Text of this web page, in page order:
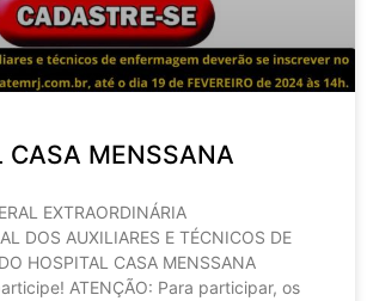
CASA MENSSANA
EXTRAORDINÁRIA
DOS AUXILIARES E TÉCNICOS DE
HOSPITAL CASA MENSSANA
ATENÇÃO: Para participar, os